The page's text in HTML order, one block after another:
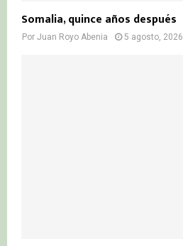
Somalia, quince años después
Por Juan Royo Abenia 5 agosto, 2026